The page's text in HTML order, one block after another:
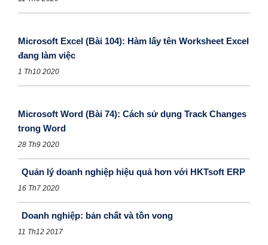
Microsoft Excel (Bài 104): Hàm lấy tên Worksheet Excel
đang làm việc
1 Th10 2020
Microsoft Word (Bài 74): Cách sử dụng Track Changes
trong Word
28 Th9 2020
Quản lý doanh nghiệp hiệu quả hơn với HKTsoft ERP
16 Th7 2020
Doanh nghiệp: bản chất và tồn vong
11 Th12 2017